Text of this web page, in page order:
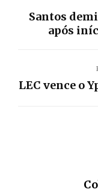
Santos
após
LEC vence o